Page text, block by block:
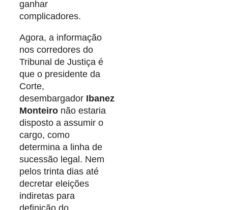
ganhar
complicadores.
Agora, a informação
nos corredores do
Tribunal de Justiça é
que o presidente da
Corte,
desembargador Ibanez
Monteiro não estaria
disposto a assumir o
cargo, como
determina a linha de
sucessão legal. Nem
pelos trinta dias até
decretar eleições
indiretas para
definição do